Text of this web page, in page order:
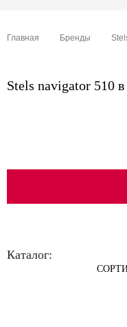
Главная Бренды
Stels navigator 510
Каталог: